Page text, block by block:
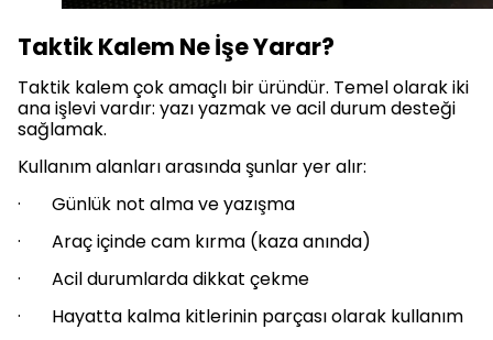
Taktik Kalem Ne İşe Yarar?
Taktik kalem çok amaçlı bir üründür. Temel olarak iki
ana işlevi vardır: yazı yazmak ve acil durum desteği
sağlamak.
Kullanım alanları arasında şunlar yer alır:
· Günlük not alma ve yazışma
· Araç içinde cam kırma (kaza anında)
· Acil durumlarda dikkat çekme
· Hayatta kalma kitlerinin parçası olarak kullanım